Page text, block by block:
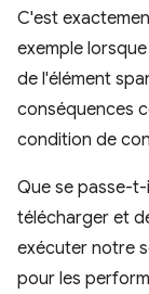
C'est
exemple
de l'élément
conséquences
condition de
Que se passe-
télécharger et
exécuter notre
pour les